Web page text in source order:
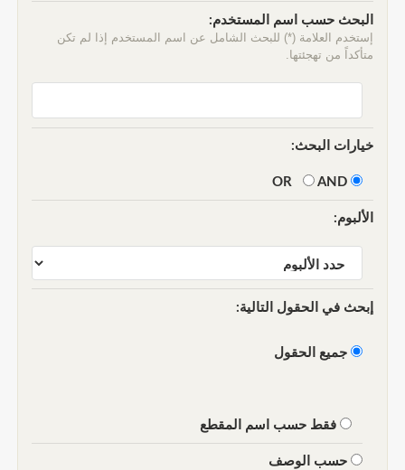
البحث حسب اسم المستخدم:
إستخدم العلامة (*) للبحث الشامل عن اسم المستخدم إذا لم تكن
متأكداً من تهجئتها.
خيارات البحث:
AND
الألبوم:
إبحث في الحقول التالية:
جميع الحقول
فقط حسب اسم المقطع
حسب الوصف